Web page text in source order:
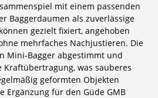
mit einem passenden
Baggerdaumen als zuverlässige
gezielt fixiert, angehoben
mehrfaches Nachjustieren. Die
Mini-Bagger abgestimmt und
was sauberes
geformten Objekten
Ergänzung für den Güde GMB